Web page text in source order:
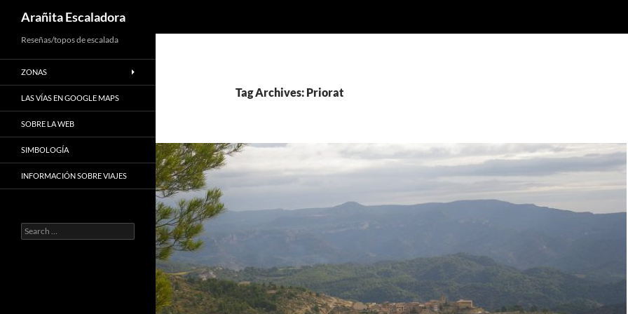
to
content
Arañita Escaladora
Tag Archives: Priorat
Reseñas/topos de escalada
ZONAS
LAS VÍAS EN GOOGLE MAPS
SOBRE LA WEB
SIMBOLOGÍA
INFORMACIÓN SOBRE VIAJES
Search
for: